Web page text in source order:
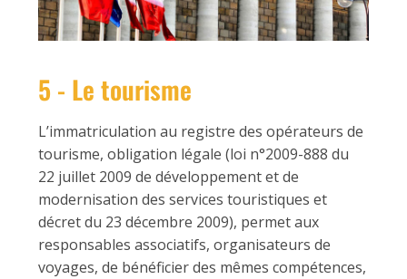
5 - Le tourisme
L’immatriculation au registre des opérateurs de
tourisme, obligation légale (loi n°2009-888 du
22 juillet 2009 de développement et de
modernisation des services touristiques et
décret du 23 décembre 2009), permet aux
responsables associatifs, organisateurs de
voyages, de bénéficier des mêmes compétences,